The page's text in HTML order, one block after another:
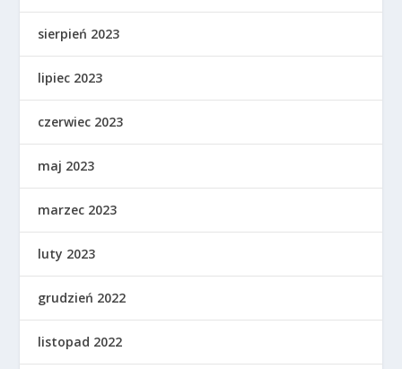
sierpień 2023
lipiec 2023
czerwiec 2023
maj 2023
marzec 2023
luty 2023
grudzień 2022
listopad 2022